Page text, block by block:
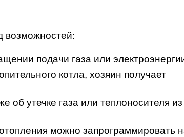
возможностей:
подачи газа или
котла, хозяин получает
об утечке газа или теплоносителя из
можно запрограммировать